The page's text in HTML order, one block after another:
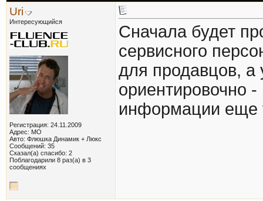
Uri
Интересующийся
Регистрация: 24.11.2009
Адрес: МО
Авто: Флюшка Динамик + Люкс
Сообщений: 35
Сказал(а) спасибо: 2
Поблагодарили 8 раз(а) в 3
сообщениях
Сначала будет
сервисного
для продавцов, а
ориентировочно -
информации еще